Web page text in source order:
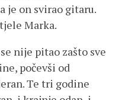
je on svirao gitaru.
Marka.
nije pitao zašto sve
počevši od
Te tri godine